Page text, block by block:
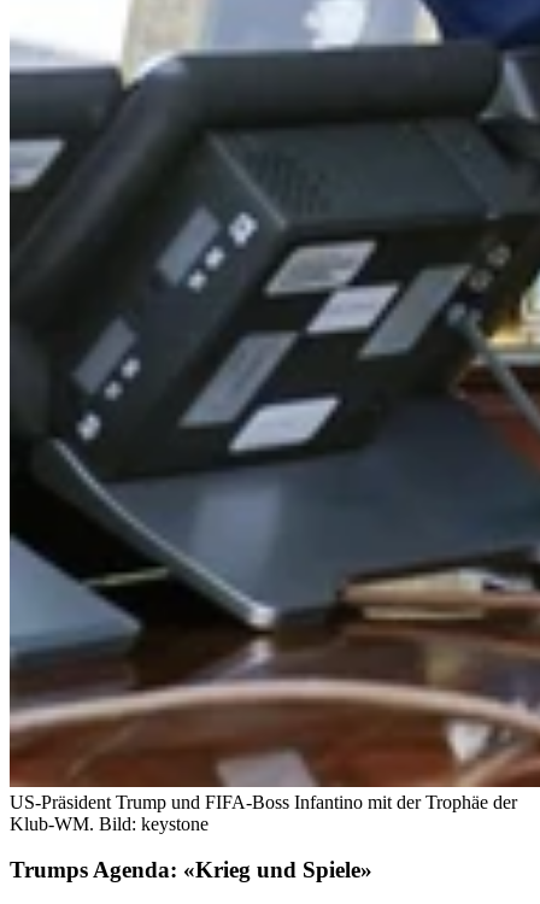
US-Präsident Trump und FIFA-Boss Infantino mit der Trophäe der
Klub-WM. Bild: keystone
Trumps Agenda: «Krieg und Spiele»